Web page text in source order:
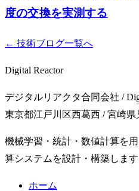
度の交換を実測する
← 技術ブログ一覧へ
Digital Reactor
デジタルリアクタ合同会社 /
東京都江戸川区西葛西 / 宮崎
機械学習・統計・数値計算を
算システムを設計・構築します
ホーム